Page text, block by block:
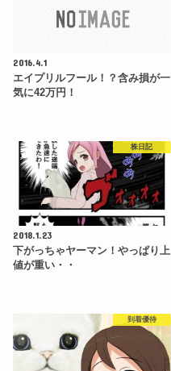
2016.4.1
エイプリルフール！？含み損が一
気に42万円！
株日記
2018.1.23
下がっちゃヤーマン！やっぱり上
値が重い・・
到着優待